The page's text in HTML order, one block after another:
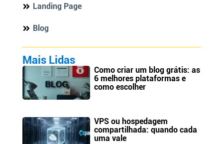
Landing Page
Blog
Mais Lidas
Como criar um blog grátis: as
6 melhores plataformas e
como escolher
VPS ou hospedagem
compartilhada: quando cada
uma vale